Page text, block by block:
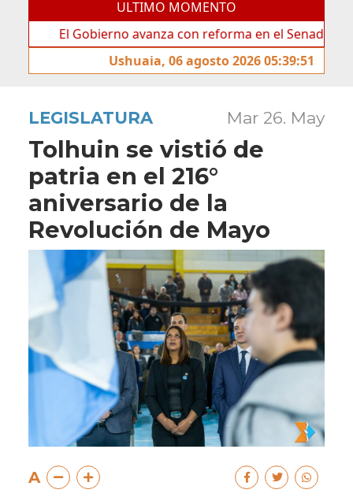
ULTIMO MOMENTO
El Gobierno avanza con reforma en el Senado
Ushuaia, 06 agosto 2026 05:39:51
LEGISLATURA Mar 26. May
Tolhuin se vistió de
patria en el 216°
aniversario de la
Revolución de Mayo
A